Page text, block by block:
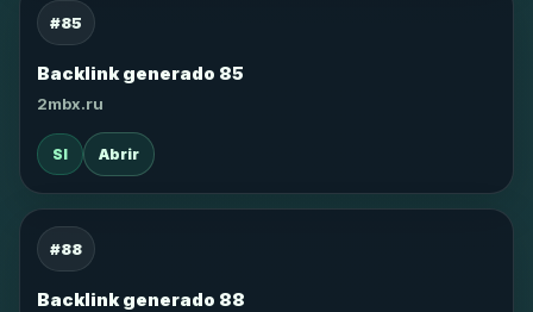
#85
Backlink generado 85
2mbx.ru
SI Abrir
#88
Backlink generado 88